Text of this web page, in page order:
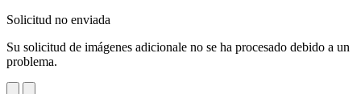
Solicitud no enviada
Su solicitud de imágenes adicionale no se ha procesado debido a un
problema.